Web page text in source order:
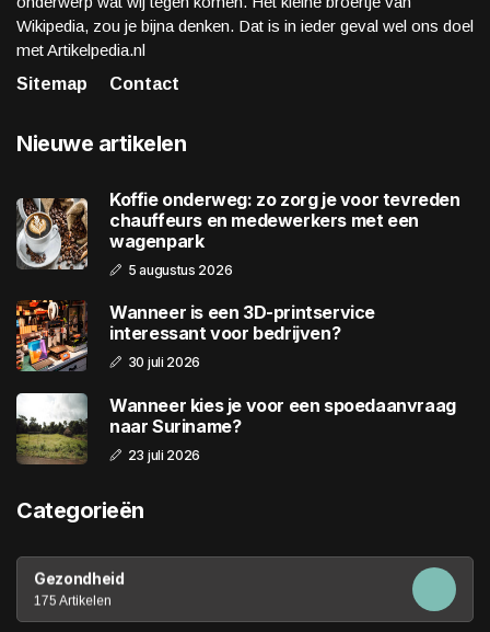
Wikipedia, zou je bijna denken. Dat is in ieder geval wel ons doel
met Artikelpedia.nl
Sitemap
Contact
Nieuwe artikelen
Koffie onderweg: zo zorg je voor tevreden
chauffeurs en medewerkers met een
wagenpark
5 augustus 2026
Wanneer is een 3D-printservice
interessant voor bedrijven?
30 juli 2026
Wanneer kies je voor een spoedaanvraag
naar Suriname?
23 juli 2026
Categorieën
Gezondheid
175 Artikelen